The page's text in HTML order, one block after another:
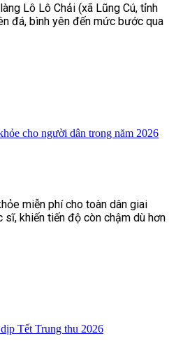
Lô Lô Chải (xã Lũng Cú, tỉnh
đá, bình yên đến mức bước qua
cho người dân trong năm 2026
miễn phí cho toàn dân giai
khiến tiến độ còn chậm dù hơn
Tết Trung thu 2026